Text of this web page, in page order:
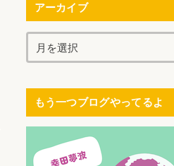
アーカイブ
もう一つブログやってるよ